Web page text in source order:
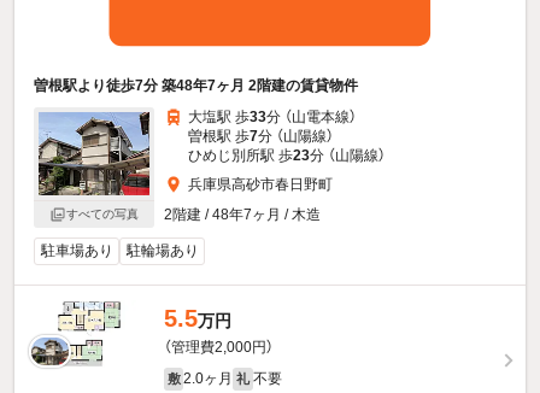
曽根駅より徒歩7分 築48年7ヶ月 2階建の賃貸物件
すべての写真
大塩駅 歩33分 （山電本線）
曽根駅 歩7分 （山陽線）
ひめじ別所駅 歩23分 （山陽線）
兵庫県高砂市春日野町
2階建 / 48年7ヶ月 / 木造
駐車場あり 駐輪場あり
5.5万円
（管理費2,000円）
敷 2.0ヶ月 礼 不要